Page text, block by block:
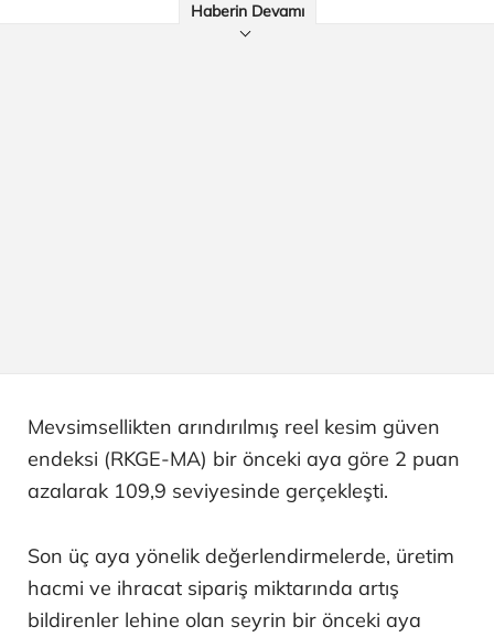
Haberin Devamı
Mevsimsellikten arındırılmış reel kesim güven
endeksi (RKGE-MA) bir önceki aya göre 2 puan
azalarak 109,9 seviyesinde gerçekleşti.
Son üç aya yönelik değerlendirmelerde, üretim
hacmi ve ihracat sipariş miktarında artış
bildirenler lehine olan seyrin bir önceki aya